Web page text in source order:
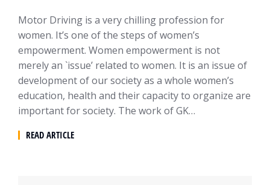
Motor Driving is a very chilling profession for
women. It’s one of the steps of women’s
empowerment. Women empowerment is not
merely an `issue’ related to women. It is an issue of
development of our society as a whole women’s
education, health and their capacity to organize are
important for society. The work of GK…
READ ARTICLE